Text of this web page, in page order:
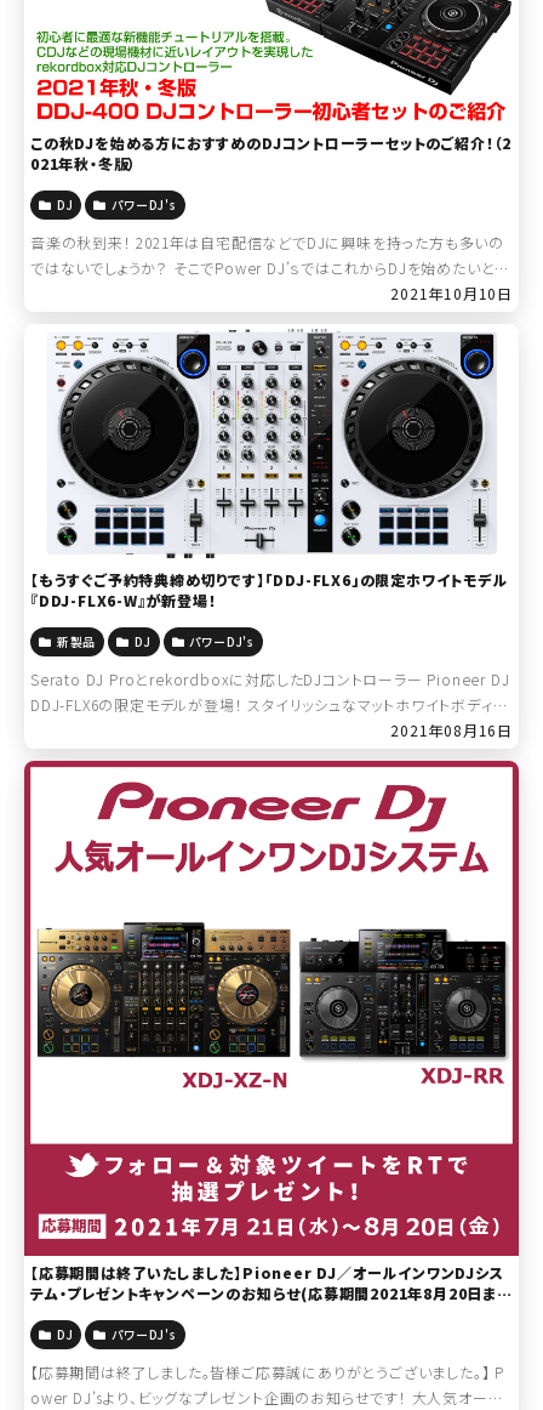
この秋DJを始める方におすすめのDJコントローラーセットのご紹介！（2
021年秋・冬版）
DJ パワーDJ's
音楽の秋到来！ 2021年は自宅配信などでDJに興味を持った方も多いの
ではないでしょうか？ そこでPower DJ’ｓではこれからDJを始めたいとい
う方におすすめのDJセットを新たにご用意しました！ 「DJは […]2021年10月10日
【もうすぐご予約特典締め切りです】「DDJ-FLX6」の限定ホワイトモデル
『DDJ-FLX6-W』が新登場！
新製品 DJ パワーDJ's
Serato DJ Proとrekordboxに対応したDJコントローラー Pioneer DJ
DDJ-FLX6の限定モデルが登場！ スタイリッシュなマットホワイトボディが
2021年08月16日
【応募期間は終了いたしました】Pioneer DJ／オールインワンDJシス
テム・プレゼントキャンペーンのお知らせ(応募期間2021年8月20日ま
DJ パワーDJ's
【応募期間は終了しました。皆様ご応募誠にありがとうございました。】 P
ower DJ’sより、ビッグなプレゼント企画のお知らせです！ 大人気オール